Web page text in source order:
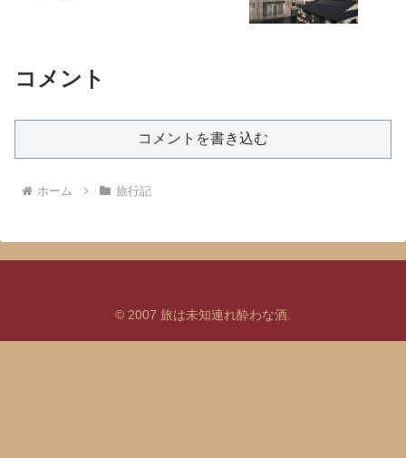
コメント
コメントを書き込む
ホーム 旅行記
© 2007 旅は未知連れ酔わな酒.